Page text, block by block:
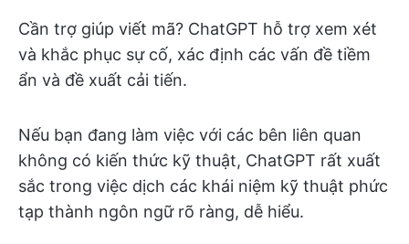
Cần trợ giúp viết mã? ChatGPT hỗ trợ xem xét
và khắc phục sự cố, xác định các vấn đề tiềm
ẩn và đề xuất cải tiến.
Nếu bạn đang làm việc với các bên liên quan
không có kiến thức kỹ thuật, ChatGPT rất xuất
sắc trong việc dịch các khái niệm kỹ thuật phức
tạp thành ngôn ngữ rõ ràng, dễ hiểu.